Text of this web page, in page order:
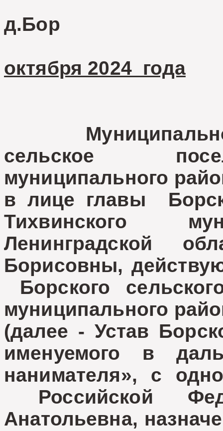
д.Бор
октября 2024 года
Муниципальное
сельское
муниципального
в лице главы
Тихвинского
Ленинградской
Борисовны,
Борского
муниципального
(далее - Устав
именуемого в
нанимателя», с
Российской
Анатольевна,